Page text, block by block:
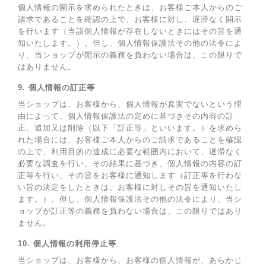
個人情報の開示を求められたときは、お客様ご本人からのご
請求であることを確認の上で、お客様に対し、遅滞なく開示
を行います（当該個人情報が存在しないときにはその旨を通
知いたします。）。但し、個人情報保護法その他の法令によ
り、当ショップが開示の義務を負わない場合は、この限りで
はありません。
9. 個人情報の訂正等
当ショップは、お客様から、個人情報が真実でないという理
由によって、個人情報保護法の定めに基づきその内容の訂
正、追加又は削除（以下「訂正等」といいます。）を求めら
れた場合には、お客様ご本人からのご請求であることを確認
の上で、利用目的の達成に必要な範囲内において、遅滞なく
必要な調査を行い、その結果に基づき、個人情報の内容の訂
正等を行い、その旨をお客様に通知します（訂正等を行わな
い旨の決定をしたときは、お客様に対しその旨を通知いたし
ます。）。但し、個人情報保護法その他の法令により、当シ
ョップが訂正等の義務を負わない場合は、この限りではあり
ません。
10. 個人情報の利用停止等
当ショップは、お客様から、お客様の個人情報が、あらかじ